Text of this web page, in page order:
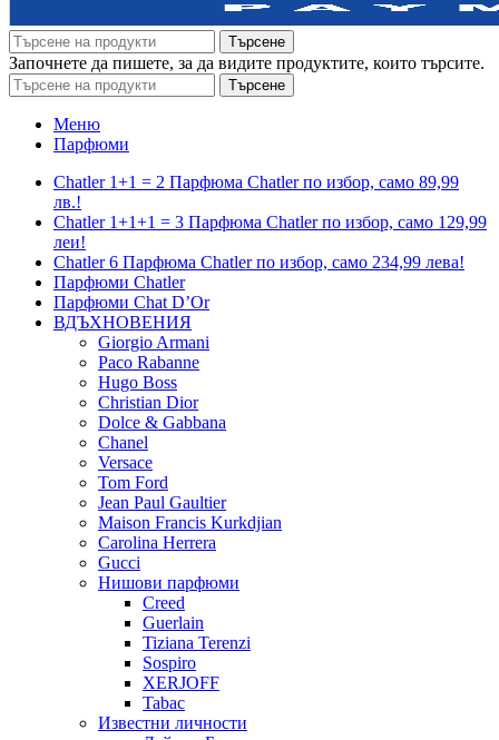
Търсене
Започнете да пишете, за да видите продуктите, които търсите.
Търсене
Меню
Парфюми
Chatler 1+1 = 2 Парфюма Chatler по избор, само 89,99
лв.!
Chatler 1+1+1 = 3 Парфюма Chatler по избор, само 129,99
леи!
Chatler 6 Парфюма Chatler по избор, само 234,99 лева!
Парфюми Chatler
Парфюми Chat D’Or
ВДЪХНОВЕНИЯ
Giorgio Armani
Paco Rabanne
Hugo Boss
Christian Dior
Dolce & Gabbana
Chanel
Versace
Tom Ford
Jean Paul Gaultier
Maison Francis Kurkdjian
Carolina Herrera
Gucci
Нишови парфюми
Creed
Guerlain
Tiziana Terenzi
Sospiro
XERJOFF
Tabac
Известни личности